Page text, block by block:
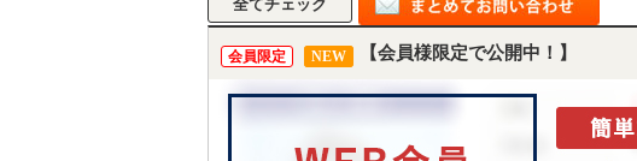
会員限定 NEW 【会員様限定で公開中！】